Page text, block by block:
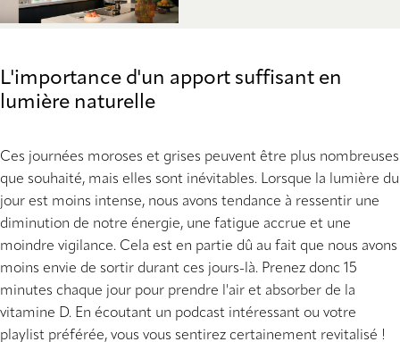
L'importance d'un apport suffisant en
lumière naturelle
Ces journées moroses et grises peuvent être plus nombreuses
que souhaité, mais elles sont inévitables. Lorsque la lumière du
jour est moins intense, nous avons tendance à ressentir une
diminution de notre énergie, une fatigue accrue et une
moindre vigilance. Cela est en partie dû au fait que nous avons
moins envie de sortir durant ces jours-là. Prenez donc 15
minutes chaque jour pour prendre l'air et absorber de la
vitamine D. En écoutant un podcast intéressant ou votre
playlist préférée, vous vous sentirez certainement revitalisé !